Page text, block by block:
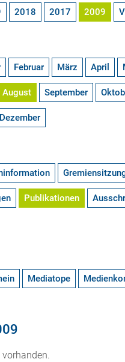
2018 2017 2009
Februar März April
August September
Dezember
Publikationen
Mediatope
vorhanden.